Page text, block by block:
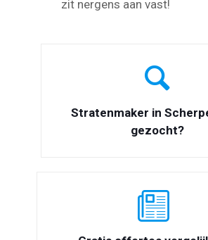
zit nergens aan vast!
Stratenmaker in
gezocht?